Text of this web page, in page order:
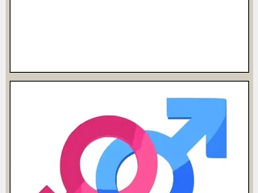
കണ്ടത് എന്താണെന്നോ?!
മനോഹരമായ വൈവിധ്യം. വിവിധ
നിറങ്ങളിലുള്ളവരും, ഉച്ചാരണശുദ്ധി
ഇല്ലാത്തവരും ഉള്ളവരും, എതിർവർഗ്ഗ
ലൈംഗികതയിലുള്ളവരും നേർവർഗ്ഗ
ലൈംഗികതയിലുള്ളവരും,